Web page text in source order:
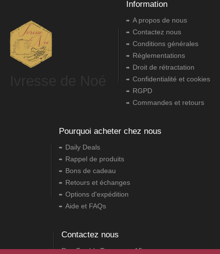
Information
A propos de nous
Contactez nous
Conditions générales
Réglementations
Droit de rétractation
Confidentialité et cookies
RGPD
Commandes et retours
Pourquoi acheter chez nous
Daily Deals
Rappel de produits
Bons de cadeau
Retours et échanges
Options d'expédition
Aide et FAQs
Contactez nous
Rue Freddy Terwagne, 15